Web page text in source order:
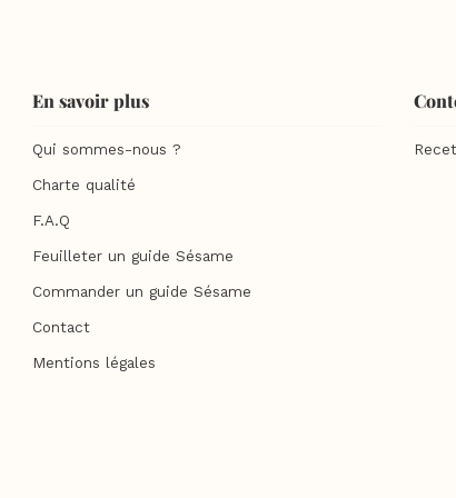
En savoir plus
Qui sommes-nous ?
Charte qualité
F.A.Q
Feuilleter un guide Sésame
Commander un guide Sésame
Contact
Mentions légales